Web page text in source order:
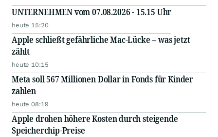
UNTERNEHMEN vom 07.08.2026 - 15.15 Uhr
heute 15:20
Apple schließt gefährliche Mac-Lücke – was jetzt
zählt
heute 10:15
Meta soll 567 Millionen Dollar in Fonds für Kinder
zahlen
heute 08:19
Apple drohen höhere Kosten durch steigende
Speicherchip-Preise